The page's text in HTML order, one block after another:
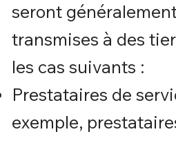
seront
transmises à des
les cas suivants :
Prestataires de
exemple,